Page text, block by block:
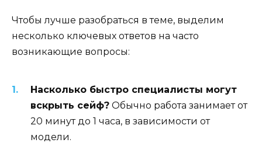
Чтобы лучше разобраться в теме, выделим
несколько ключевых ответов на часто
возникающие вопросы:
Насколько быстро специалисты могут
вскрыть сейф? Обычно работа занимает от
20 минут до 1 часа, в зависимости от
модели.